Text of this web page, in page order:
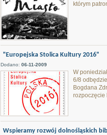
którym
"Europejska Stolica Kultury 2016"
Dodano: 06-11-2009
W
6/8
Bogdana
rozpoczęcie
Wspieramy rozwój dolnośląskich